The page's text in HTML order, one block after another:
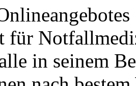
für
in seinem